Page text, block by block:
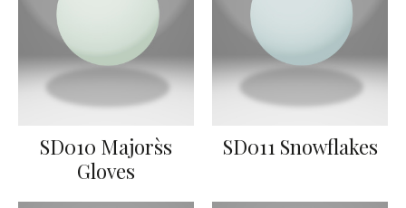
SD010 Majors`s
Gloves
SD011 Snowflakes